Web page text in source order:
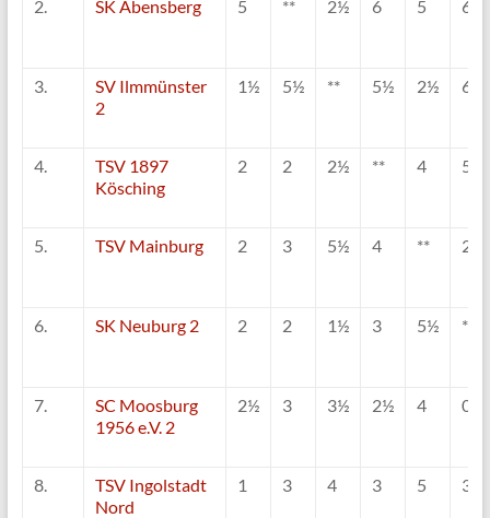
2. SK Abensberg 5 ** 2½ 6 5 6
3.
SV Ilmmünster
2
1½ 5½ ** 5½ 2½ 6½
4.
TSV 1897
Kösching
2 2 2½ ** 4 5
5. TSV Mainburg 2 3 5½ 4 ** 2½
6. SK Neuburg 2 2 2 1½ 3 5½ **
7.
SC Moosburg
1956 e.V. 2
2½ 3 3½ 2½ 4 0
8.
TSV Ingolstadt
Nord
1 3 4 3 5 3½